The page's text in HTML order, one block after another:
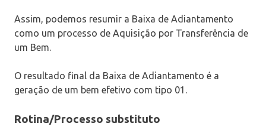
Assim, podemos resumir a Baixa de Adiantamento
como um processo de Aquisição por Transferência de
um Bem.
O resultado final da Baixa de Adiantamento é a
geração de um bem efetivo com tipo 01.
Rotina/Processo substituto